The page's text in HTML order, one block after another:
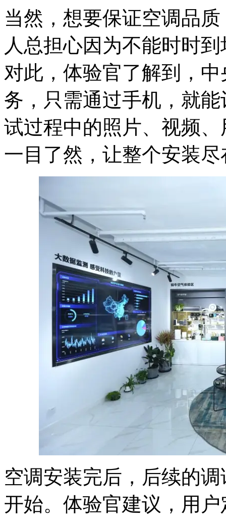
当然，想要保证空调品
人总担心因为不能时时
对此，体验官了解到，
务，只需通过手机，就
试过程中的照片、视频
一目了然，让整个安装
空调安装完后，后续的
开始。体验官建议，用